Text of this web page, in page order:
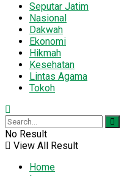
Seputar Jatim
Nasional
Dakwah
Ekonomi
Hikmah
Kesehatan
Lintas Agama
Tokoh
No Result
View All Result
Home